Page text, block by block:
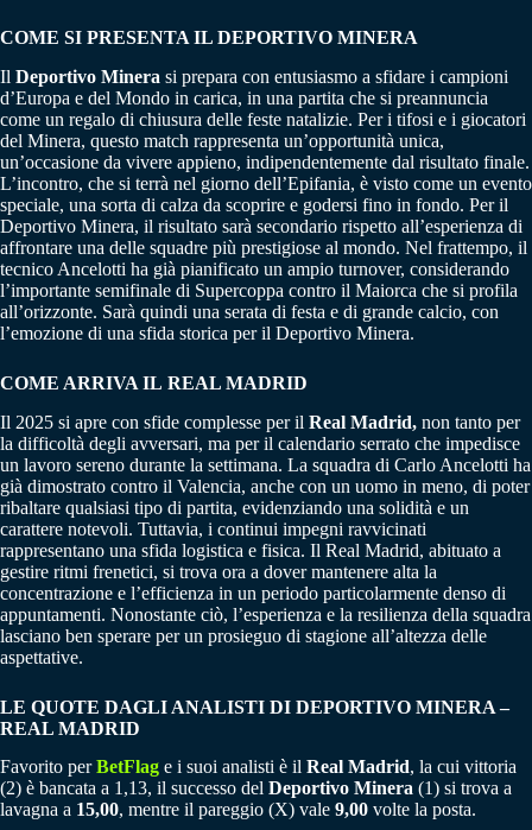
COME SI PRESENTA IL DEPORTIVO MINERA
Il Deportivo Minera si prepara con entusiasmo a sfidare i campioni
d’Europa e del Mondo in carica, in una partita che si preannuncia
come un regalo di chiusura delle feste natalizie. Per i tifosi e i giocatori
del Minera, questo match rappresenta un’opportunità unica,
un’occasione da vivere appieno, indipendentemente dal risultato finale.
L’incontro, che si terrà nel giorno dell’Epifania, è visto come un evento
speciale, una sorta di calza da scoprire e godersi fino in fondo. Per il
Deportivo Minera, il risultato sarà secondario rispetto all’esperienza di
affrontare una delle squadre più prestigiose al mondo. Nel frattempo, il
tecnico Ancelotti ha già pianificato un ampio turnover, considerando
l’importante semifinale di Supercoppa contro il Maiorca che si profila
all’orizzonte. Sarà quindi una serata di festa e di grande calcio, con
l’emozione di una sfida storica per il Deportivo Minera.
COME ARRIVA IL REAL MADRID
Il 2025 si apre con sfide complesse per il Real Madrid, non tanto per
la difficoltà degli avversari, ma per il calendario serrato che impedisce
un lavoro sereno durante la settimana. La squadra di Carlo Ancelotti ha
già dimostrato contro il Valencia, anche con un uomo in meno, di poter
ribaltare qualsiasi tipo di partita, evidenziando una solidità e un
carattere notevoli. Tuttavia, i continui impegni ravvicinati
rappresentano una sfida logistica e fisica. Il Real Madrid, abituato a
gestire ritmi frenetici, si trova ora a dover mantenere alta la
concentrazione e l’efficienza in un periodo particolarmente denso di
appuntamenti. Nonostante ciò, l’esperienza e la resilienza della squadra
lasciano ben sperare per un prosieguo di stagione all’altezza delle
aspettative.
LE QUOTE DAGLI ANALISTI DI DEPORTIVO MINERA –
REAL MADRID
Favorito perBetFlag e i suoi analisti è il Real Madrid, la cui vittoria
(2) è bancata a 1,13, il successo del Deportivo Minera (1) si trova a
lavagna a 15,00, mentre il pareggio (X) vale 9,00 volte la posta.